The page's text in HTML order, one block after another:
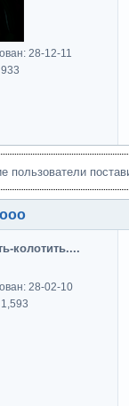
28-12-11
пользователи
колотить....
28-02-10